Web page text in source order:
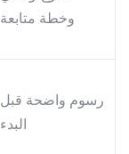
وخطة متابعة
رسوم واضحة قبل
البدء